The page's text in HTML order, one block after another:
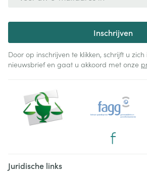
Inschrijven
Door op inschrijven te klikken, schrijft u
nieuwsbrief en gaat u akkoord met onze
Juridische links